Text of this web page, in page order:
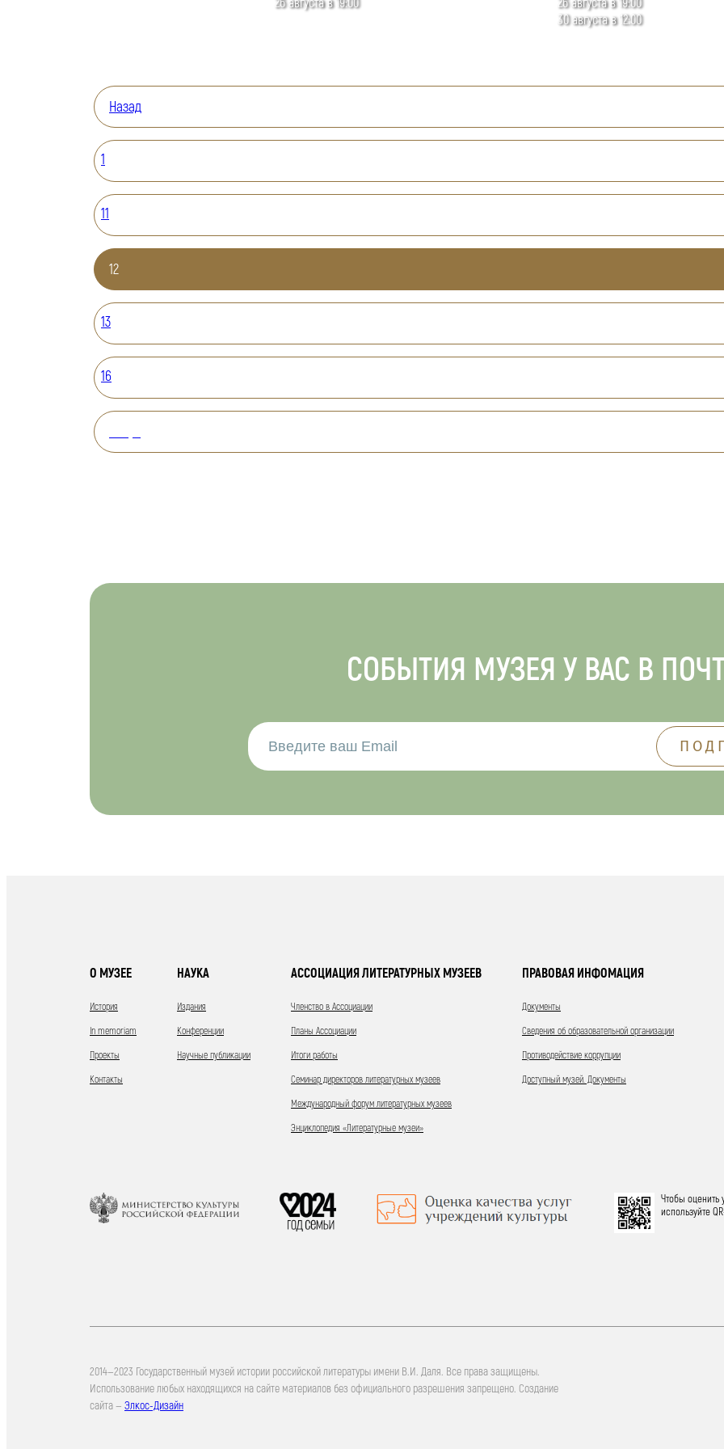
30 августа в 12:00
Назад
1
11
12
13
16
СОБЫТИЯ МУЗЕЯ У ВАС В
О МУЗЕЕ
История
In memoriam
Проекты
Контакты
НАУКА
Издания
Конференции
Научные публикации
АССОЦИАЦИЯ ЛИТЕРАТУРНЫХ МУЗЕЕВ
Членство в Ассоциации
Планы Ассоциации
Итоги работы
Семинар директоров литературных музеев
Международный форум литературных музеев
Энциклопедия «Литературные музеи»
ПРАВОВАЯ ИНФОМАЦИЯ
Документы
Сведения об образовательной организации
Противодействие коррупции
Доступный музей. Документы
Чтобы оценить
используйте
2014—2023 Государственный музей истории российской литературы имени В.И. Даля. Все права защищены.
Использование любых находящихся на сайте материалов без официального разрешения запрещено. Создание
сайта — Элкос-Дизайн